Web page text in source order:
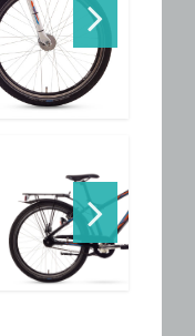
Next
Next